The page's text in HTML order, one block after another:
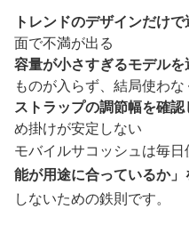
トレンドのデザインだけ
面で不満が出る
容量が小さすぎるモデルを
ものが入らず、結局使わな
ストラップの調節幅を確認
め掛けが安定しない
モバイルサコッシュは毎日
能が用途に合っているか」
しないための鉄則です。